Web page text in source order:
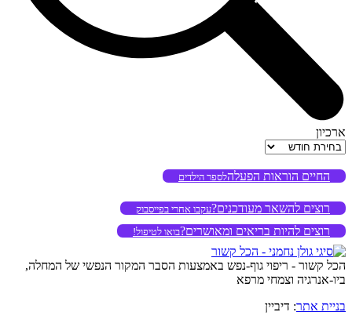
ארכיון
ארכיון
החיים הוראות הפעלהלספר הילדים
רוצים להשאר מעודכנים?עקבו אחרי בפייסבוק
רוצים להיות בריאים ומאושרים?בואו לטיפול!
הכל קשור - ריפוי גוף-נפש באמצעות הסבר המקור הנפשי של המחלה,
ביו-אנרגיה וצמחי מרפא
בניית אתר: דיביין